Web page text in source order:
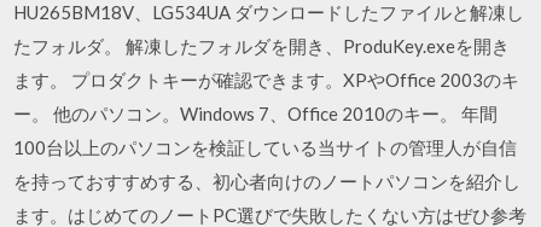
HU265BM18V、LG534UA ダウンロードしたファイルと解凍し
たフォルダ。 解凍したフォルダを開き、ProduKey.exeを開き
ます。 プロダクトキーが確認できます。XPやOffice 2003のキ
ー。 他のパソコン。Windows 7、Office 2010のキー。 年間
100台以上のパソコンを検証している当サイトの管理人が自信
を持っておすすめする、初心者向けのノートパソコンを紹介し
ます。はじめてのノートPC選びで失敗したくない方はぜひ参考